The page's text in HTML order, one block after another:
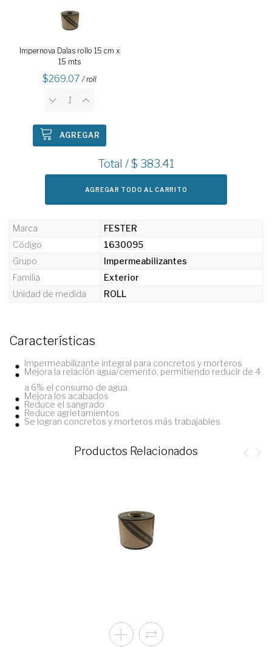
Impernova Dalas rollo 15 cm x
15 mts
269.07 / roll
AGREGAR
Total / $ 383.41
AGREGAR TODO AL CARRITO
Marca
FESTER
Código
1630095
Grupo
Impermeabilizantes
Familia
Exterior
Unidad de medida
ROLL
Características
Impermeabilizante integral para concretos y morteros
Mejora la relación agua/cemento, permitiendo reducir de 4
a 6% el consumo de agua
Mejora los acabados
Reduce el sangrado
Reduce agrietamientos
Se logran concretos y morteros más trabajables
Productos Relacionados